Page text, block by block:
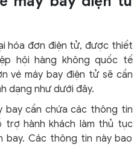
hóa đơn điện tử, được thiết
hội hàng không quốc tế
vé máy bay điện tử sẽ cần
dạng như dưới đây.
bay cần chứa các thông tin
trợ hành khách làm thủ tục
bay. Các thông tin này bao